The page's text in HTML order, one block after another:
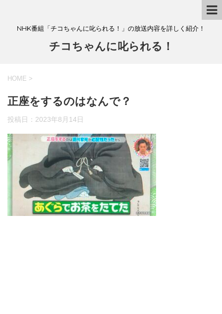
NHK番組「チコちゃんに叱られる！」の放送内容を詳しく紹介！
チコちゃんに叱られる！
HOME >
正座をするのはなんで？
投稿日： 2023年8月14日